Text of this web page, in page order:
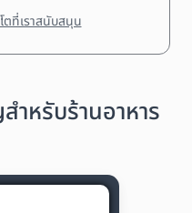
ตที่เราสนับสนุน
หรับร้านอาหาร